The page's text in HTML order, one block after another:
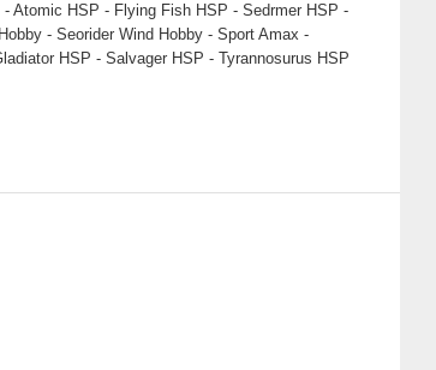
Atomic HSP - Flying Fish HSP - Sedrmer HSP -
- Seorider Wind Hobby - Sport Amax -
HSP - Salvager HSP - Tyrannosurus HSP